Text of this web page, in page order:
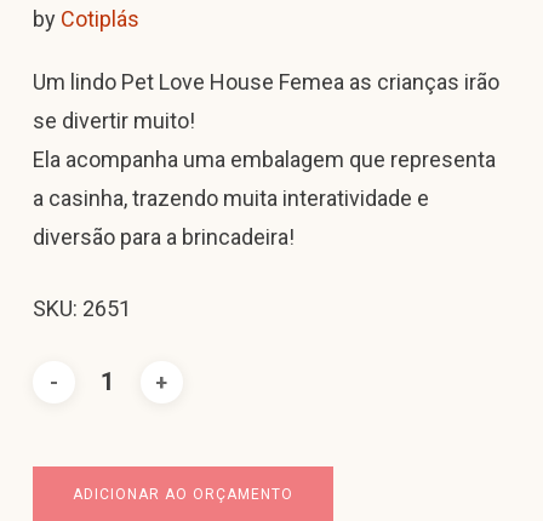
by Cotiplás
Um lindo Pet Love House Femea as crianças irão
se divertir muito!
Ela acompanha uma embalagem que representa
a casinha, trazendo muita interatividade e
diversão para a brincadeira!
SKU: 2651
ADICIONAR AO ORÇAMENTO